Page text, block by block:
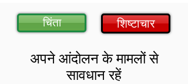
चिंता शिष्टाचार
अपने आंदोलन के मामलों से
सावधान रहें